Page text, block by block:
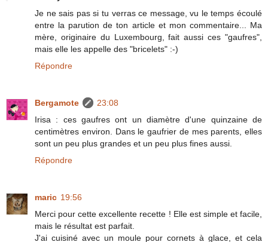
Je ne sais pas si tu verras ce message, vu le temps écoulé
entre la parution de ton article et mon commentaire... Ma
mère, originaire du Luxembourg, fait aussi ces "gaufres",
mais elle les appelle des "bricelets" :-)
Répondre
Bergamote
23:08
Irisa : ces gaufres ont un diamètre d'une quinzaine de
centimètres environ. Dans le gaufrier de mes parents, elles
sont un peu plus grandes et un peu plus fines aussi.
Répondre
maric 19:56
Merci pour cette excellente recette ! Elle est simple et facile,
mais le résultat est parfait.
J'ai cuisiné avec un moule pour cornets à glace, et cela